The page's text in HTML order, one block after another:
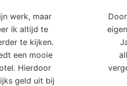
werk, maar
ik altijd te
te kijken.
een mooie
Hierdoor
geld uit bij